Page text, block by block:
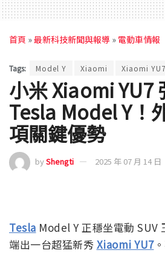
首頁 »最新科技新聞與報導 » 電動車情報
Tags: Model Y Xiaomi Xiaomi YU7
小米 Xiaomi YU7
Tesla Model Y！
項關鍵優勢
byShengti 2025 年 07 月 14 日
Tesla Model Y 正穩坐電動 SUV
端出一台超猛新秀 Xiaomi YU7